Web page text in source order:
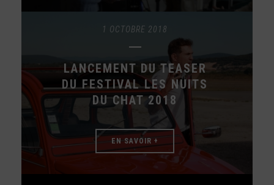
1 OCTOBRE 2018
LANCEMENT DU TEASER
DU FESTIVAL LES NUITS
DU CHAT 2018
EN SAVOIR +